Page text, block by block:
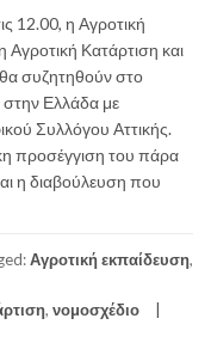
12.00, η Αγροτική
Κατάρτιση και
συζητηθούν στο
Ελλάδα με
Συλλόγου Αττικής.
προσέγγιση του πάρα
η διαβούλευση που
Αγροτική εκπαίδευση,
, νομοσχέδιο